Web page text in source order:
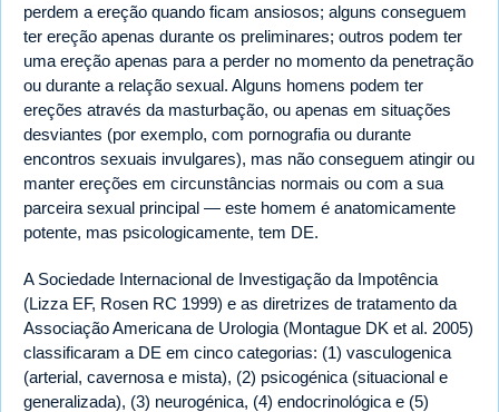
perdem a ereção quando ficam ansiosos; alguns conseguem
ter ereção apenas durante os preliminares; outros podem ter
uma ereção apenas para a perder no momento da penetração
ou durante a relação sexual. Alguns homens podem ter
ereções através da masturbação, ou apenas em situações
desviantes (por exemplo, com pornografia ou durante
encontros sexuais invulgares), mas não conseguem atingir ou
manter ereções em circunstâncias normais ou com a sua
parceira sexual principal — este homem é anatomicamente
potente, mas psicologicamente, tem DE.
A Sociedade Internacional de Investigação da Impotência
(Lizza EF, Rosen RC 1999) e as diretrizes de tratamento da
Associação Americana de Urologia (Montague DK et al. 2005)
classificaram a DE em cinco categorias: (1) vasculogenica
(arterial, cavernosa e mista), (2) psicogénica (situacional e
generalizada), (3) neurogénica, (4) endocrinológica e (5)